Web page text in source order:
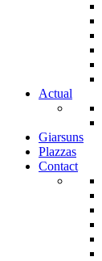
Actual
Giarsuns
Plazzas
Contact